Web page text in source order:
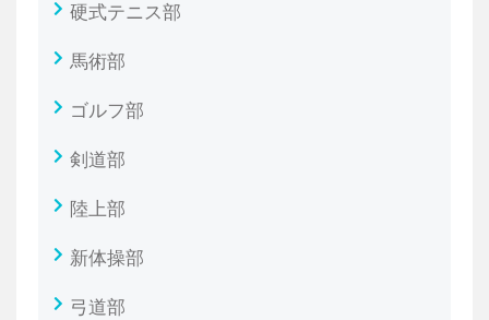
硬式テニス部
馬術部
ゴルフ部
剣道部
陸上部
新体操部
弓道部